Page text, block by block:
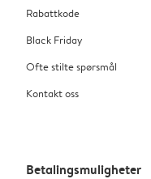
Rabattkode
Black Friday
Ofte stilte spørsmål
Kontakt oss
Betalingsmuligheter